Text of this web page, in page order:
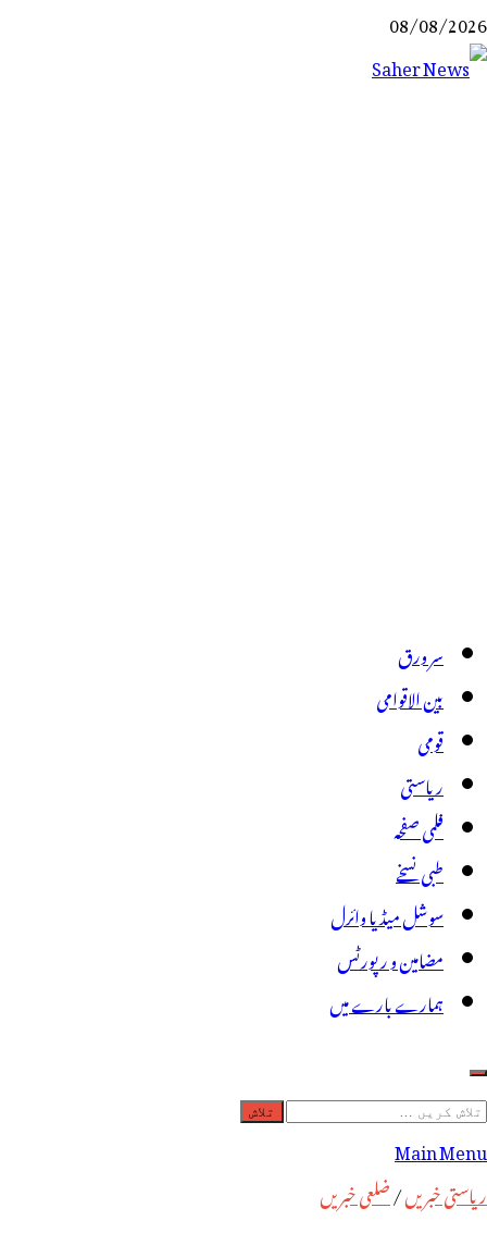
Skip
to
08/08/2026
سر ورق
بین الاقوامی
قومی
ریاستی
فلمی صفحہ
طبی نسخے
سوشل میڈیا وائرل
مضامین و رپورٹس
ہمارے بارے میں
تلاش
کریں
برائے:
Main Menu
ریاستی خبریں/ضلعی خبریں